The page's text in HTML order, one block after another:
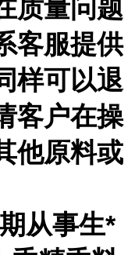
质量问题
客服提供
样可以退
客户在操
他原料或
从事生*